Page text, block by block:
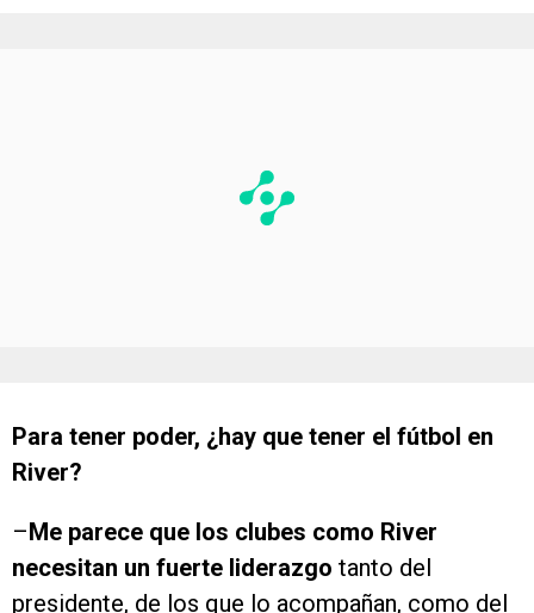
Para tener poder, ¿hay que tener el fútbol en
River?
–Me parece que los clubes como River
necesitan un fuerte liderazgo tanto del
presidente, de los que lo acompañan, como del